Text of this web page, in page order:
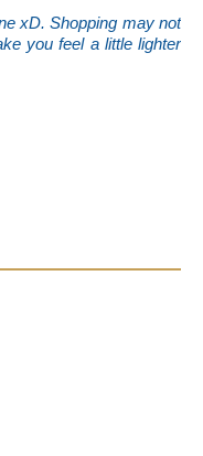
xD.Shopping may not
you feel a little lighter